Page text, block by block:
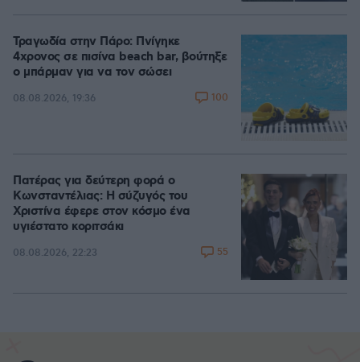
Τραγωδία στην Πάρο: Πνίγηκε
4χρονος σε πισίνα beach bar, βούτηξε
ο μπάρμαν για να τον σώσει
08.08.2026, 19:36 100
Πατέρας για δεύτερη φορά ο
Κωνσταντέλιας: Η σύζυγός του
Χριστίνα έφερε στον κόσμο ένα
υγιέστατο κοριτσάκι
08.08.2026, 22:23 55